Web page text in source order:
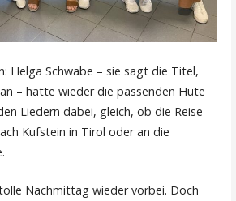
Helga Schwabe – sie sagt die Titel,
– hatte wieder die passenden Hüte
Liedern dabei, gleich, ob die Reise
Kufstein in Tirol oder an die
Nachmittag wieder vorbei. Doch